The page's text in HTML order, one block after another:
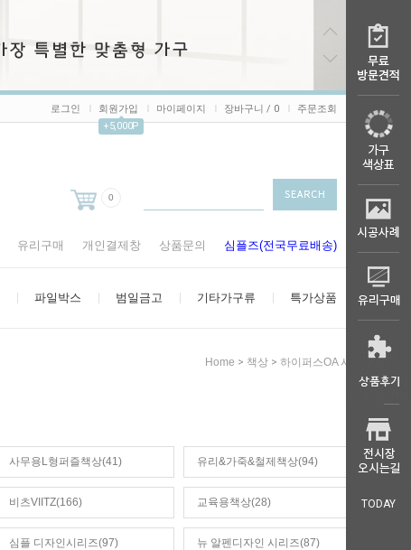
TODAY
로그인
회원가입
+5,000P
마이페이지 장바구니 / 0 주문조회
유리구매 개인결제창 상품문의 심플즈(전국무료배송)
0
파일박스 범일금고 기타가구류 특가상품
Home > 책상 > 하이퍼스OA 시리즈
사무용L형퍼즐책상(41) 유리&가죽&철제책상(94)
비츠VIITZ(166) 교육용책상(28)
심플 디자인시리즈(97) 뉴 알펜디자인 시리즈(87)